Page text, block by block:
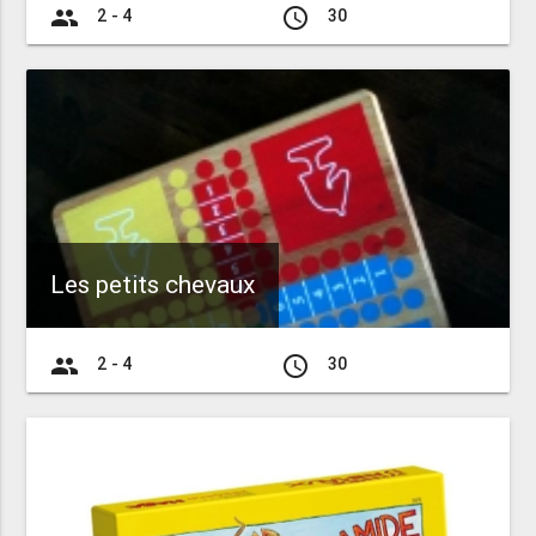
group 2 - 4 access_time 30
Les petits chevaux
group 2 - 4 access_time 30